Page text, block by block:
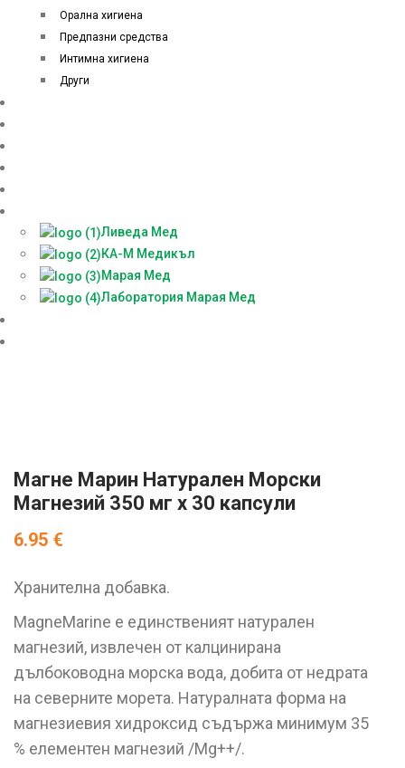
Орална хигиена
Предпазни средства
Интимна хигиена
Други
Ливеда Мед
КА-М Медикъл
Марая Мед
Лаборатория Марая Мед
Магне Марин Натурален Морски
Магнезий 350 мг x 30 капсули
6.95 €
Хранителна добавка.
MagneMarine е единственият натурален
магнезий, извлечен от калцинирана
дълбоководна морска вода, добита от недрата
на северните морета. Натуралната форма на
магнезиевия хидроксид съдържа минимум 35
% елементен магнезий /Mg++/.